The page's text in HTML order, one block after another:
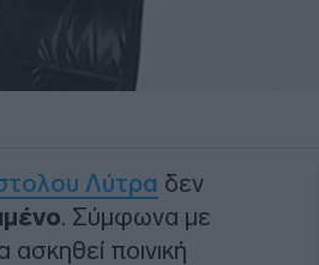
Λύτρα δεν
. Σύμφωνα με
ποινική